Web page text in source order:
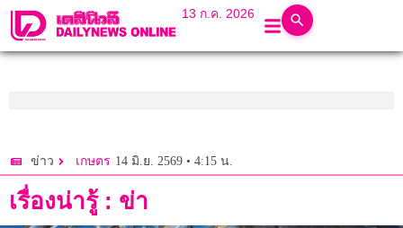
13 ก.ค. 2026
ข่าว เกษตร 14 มิ.ย. 2569 • 4:15 น.
เรื่องน่ารู้ : ข่า